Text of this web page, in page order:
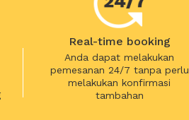
Real-time booking
Anda dapat melakukan
pemesanan 24/7 tanpa perlu
melakukan konfirmasi
tambahan